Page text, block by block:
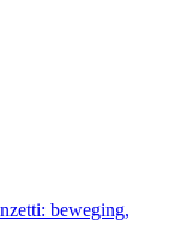
beweging,